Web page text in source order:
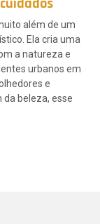
além de um
Ela cria uma
a natureza e
urbanos em
e
da beleza, esse